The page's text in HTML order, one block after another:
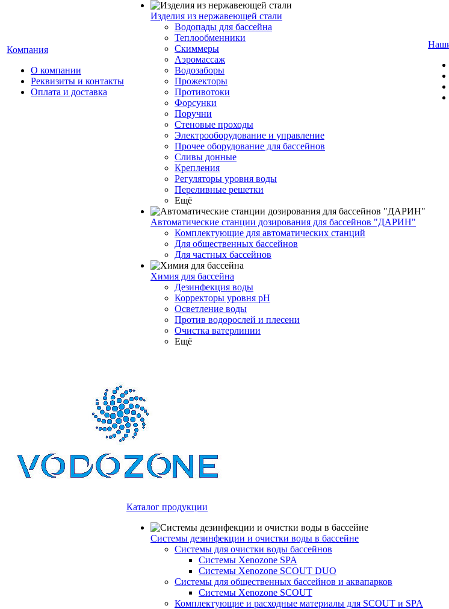
Компания
О компании
Реквизиты и контакты
Оплата и доставка
Изделия из нержавеющей стали
Водопады для бассейна
Теплообменники
Скиммеры
Аэромассаж
Водозаборы
Прожекторы
Противотоки
Форсунки
Поручни
Стеновые проходы
Электрооборудование и управление
Прочее оборудование для бассейнов
Сливы донные
Крепления
Регуляторы уровня воды
Переливные решетки
Ещё
Автоматические станции дозирования для бассейнов "ДАРИН"
Комплектующие для автоматических станций
Для общественных бассейнов
Для частных бассейнов
Химия для бассейна
Дезинфекция воды
Корректоры уровня pH
Осветление воды
Против водорослей и плесени
Очистка ватерлинии
Ещё
Каталог продукции
Системы дезинфекции и очистки воды в бассейне
Системы для очистки воды бассейнов
Системы Xenozone SPA
Системы Xenozone SCOUT DUO
Системы для общественных бассейнов и аквапарков
Системы Xenozone SCOUT
Комплектующие и расходные материалы для SCOUT и SPA